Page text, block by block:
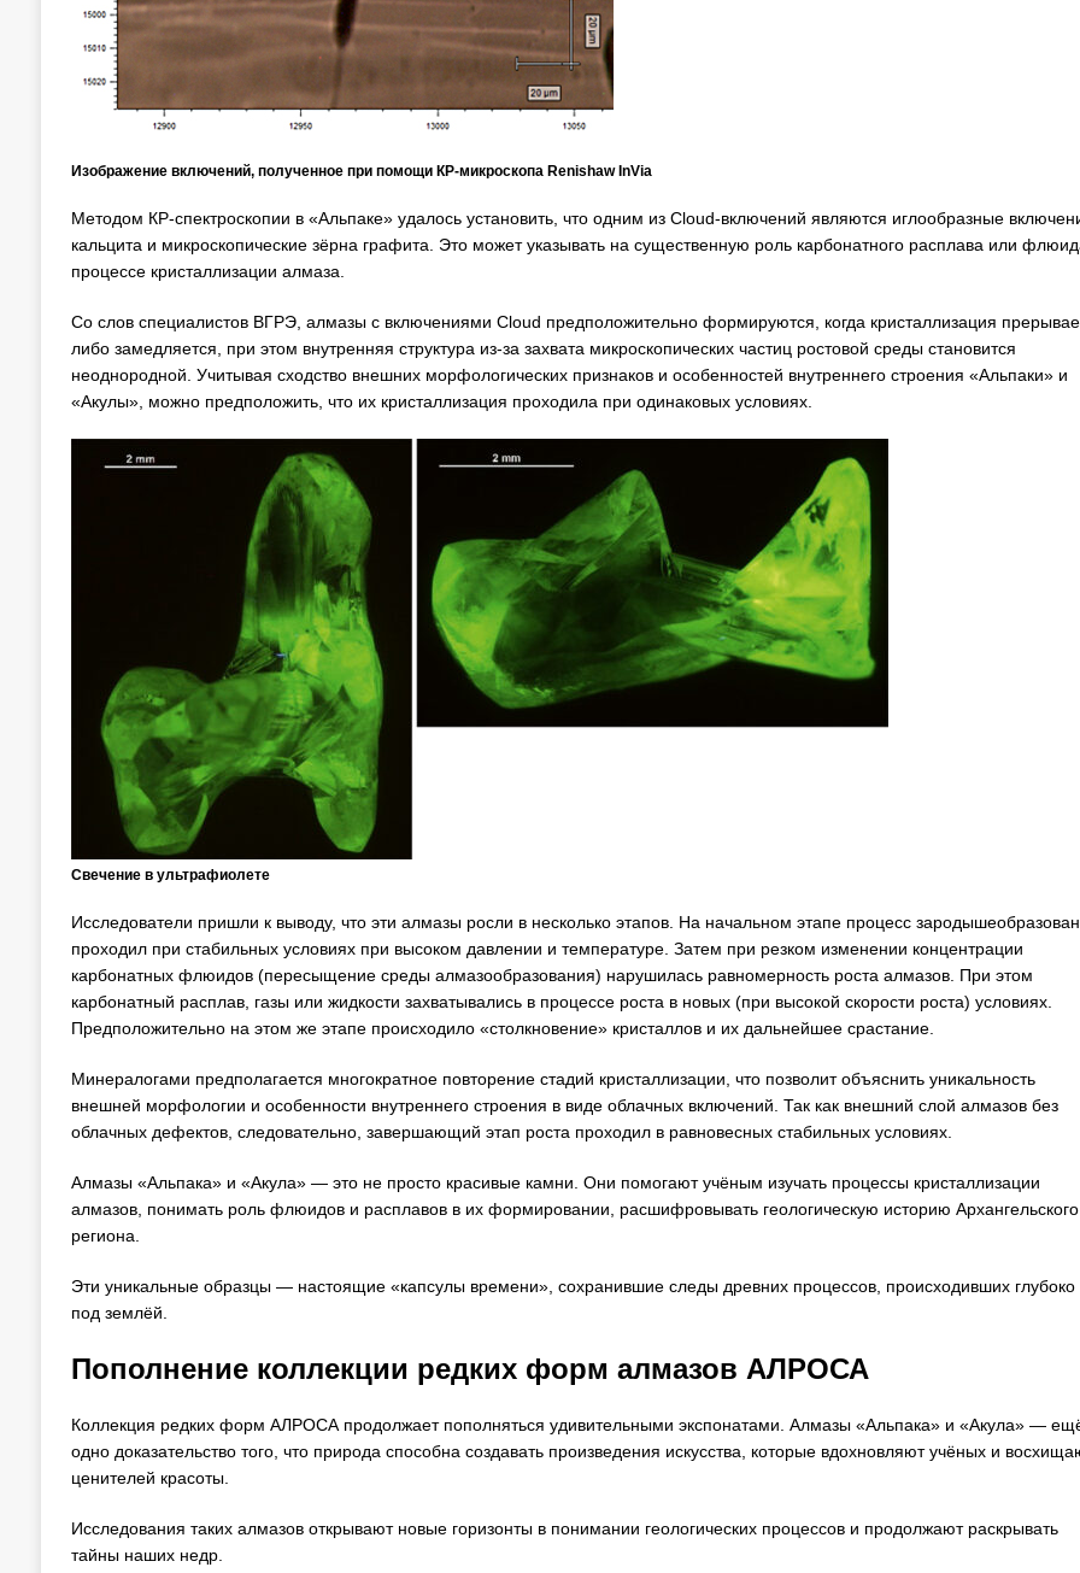
Изображение включений, полученное при помощи КР-микроскопа Renishaw InVia
Методом КР-спектроскопии в «Альпаке» удалось установить, что одним из Cloud-включений являются иглообразные
кальцита и микроскопические зёрна графита. Это может указывать на существенную роль карбонатного расплава или
процессе кристаллизации алмаза.
Со слов специалистов ВГРЭ, алмазы с включениями Cloud предположительно формируются, когда кристаллизация
либо замедляется, при этом внутренняя структура из-за захвата микроскопических частиц ростовой среды становится
неоднородной. Учитывая сходство внешних морфологических признаков и особенностей внутреннего строения «Альпаки» и
«Акулы», можно предположить, что их кристаллизация проходила при одинаковых условиях.
Свечение в ультрафиолете
Исследователи пришли к выводу, что эти алмазы росли в несколько этапов. На начальном этапе процесс
проходил при стабильных условиях при высоком давлении и температуре. Затем при резком изменении концентрации
карбонатных флюидов (пересыщение среды алмазообразования) нарушилась равномерность роста алмазов. При этом
карбонатный расплав, газы или жидкости захватывались в процессе роста в новых (при высокой скорости роста) условиях.
Предположительно на этом же этапе происходило «столкновение» кристаллов и их дальнейшее срастание.
Минералогами предполагается многократное повторение стадий кристаллизации, что позволит объяснить уникальность
внешней морфологии и особенности внутреннего строения в виде облачных включений. Так как внешний слой алмазов без
облачных дефектов, следовательно, завершающий этап роста проходил в равновесных стабильных условиях.
Алмазы «Альпака» и «Акула» — это не просто красивые камни. Они помогают учёным изучать процессы кристаллизации
алмазов, понимать роль флюидов и расплавов в их формировании, расшифровывать геологическую историю Архангельского
региона.
Эти уникальные образцы — настоящие «капсулы времени», сохранившие следы древних процессов, происходивших глубоко
под землёй.
Пополнение коллекции редких форм алмазов АЛРОСА
Коллекция редких форм АЛРОСА продолжает пополняться удивительными экспонатами. Алмазы «Альпака» и «Акула» —
одно доказательство того, что природа способна создавать произведения искусства, которые вдохновляют учёных и
ценителей красоты.
Исследования таких алмазов открывают новые горизонты в понимании геологических процессов и продолжают раскрывать
тайны наших недр.